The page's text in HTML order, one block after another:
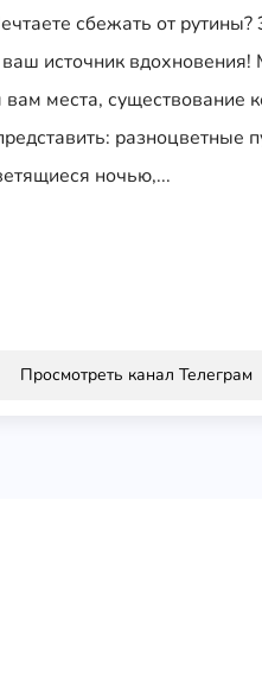
сбежать от рутины?
источник
места, существование
разноцветные
ночью,...
Просмотреть канал Телеграм